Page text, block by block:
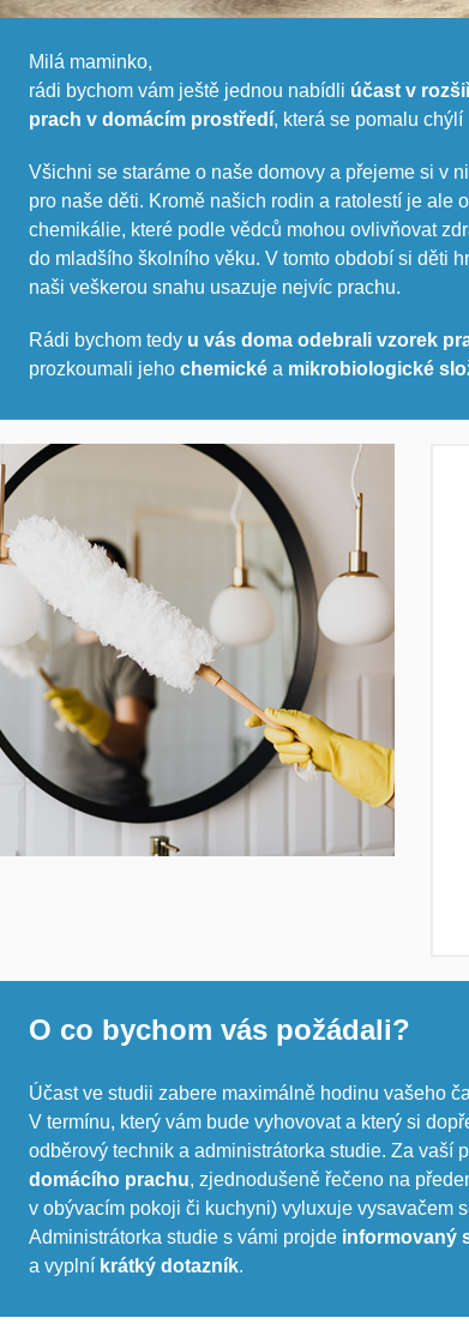
Milá maminko,
rádi bychom vám ještě jednou nabídli účast v
prach v domácím prostředí, která se pomalu chýlí
Všichni se staráme o naše domovy a přejeme si v
pro naše děti. Kromě našich rodin a ratolestí je ale
chemikálie, které podle vědců mohou ovlivňovat
do mladšího školního věku. V tomto období si děti
naši veškerou snahu usazuje nejvíc prachu.
Rádi bychom tedy u vás doma odebrali vzorek
prozkoumali jeho chemické a mikrobiologické
O co bychom vás požádali?
Účast ve studii zabere maximálně hodinu vašeho
V termínu, který vám bude vyhovovat a který si
odběrový technik a administrátorka studie. Za vaší
domácího prachu, zjednodušeně řečeno na
v obývacím pokoji či kuchyni) vyluxuje vysavačem
Administrátorka studie s vámi projde informovaný
a vyplní krátký dotazník.